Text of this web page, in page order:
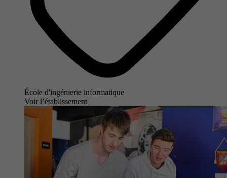
École d'ingénierie informatique
Voir l’établissement